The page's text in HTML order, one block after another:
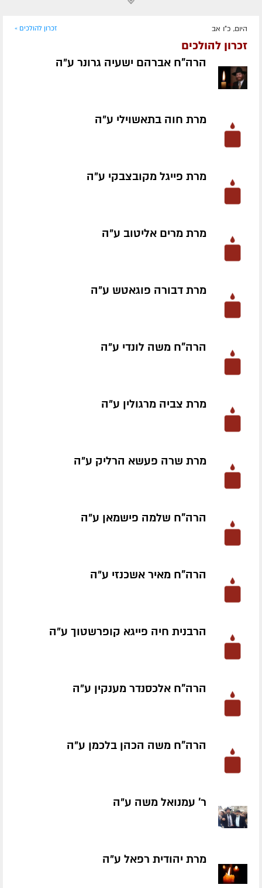
היום, כ"ו אב זכרון להולכים »
זכרון להולכים
הרה"ח אברהם ישעיה גרונר ע״ה
מרת חוה בתאשוילי ע״ה
מרת פייגל מקובצבקי ע״ה
מרת מרים אליטוב ע״ה
מרת דבורה פוגאטש ע״ה
הרה"ח משה לונדי ע״ה
מרת צביה מרגולין ע״ה
מרת שרה פעשא הרליק ע״ה
הרה"ח שלמה פישמאן ע״ה
הרה"ח מאיר אשכנזי ע״ה
הרבנית חיה פייגא קופרשטוך ע״ה
הרה"ח אלכסנדר מענקין ע״ה
הרה"ח משה הכהן בלכמן ע״ה
ר' עמנואל משה ע״ה
מרת יהודית רפאל ע״ה